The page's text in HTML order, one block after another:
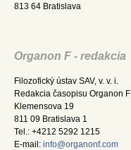
813 64 Bratislava
Organon F - redakcia
Filozofický ústav SAV, v. v. i.
Redakcia časopisu Organon F
Klemensova 19
811 09 Bratislava 1
Tel.: +4212 5292 1215
E-mail: info@organonf.com